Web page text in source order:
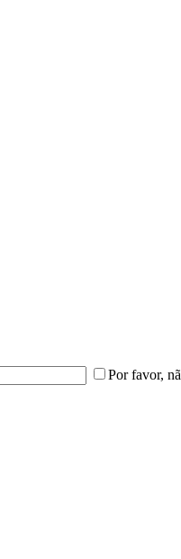
Por favor,